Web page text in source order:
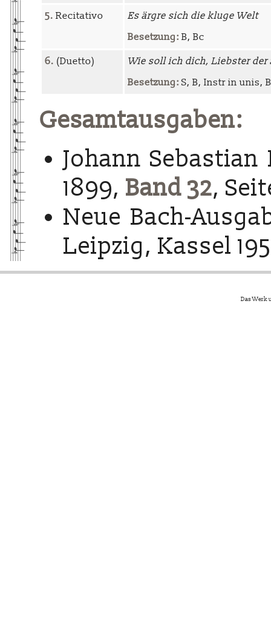
5. Recitativo
Es ärgre sich die kluge Welt
Besetzung: B, Bc
6. (Duetto)
Wie soll ich dich, Liebster der
Besetzung: S, B, Instr in unis,
Gesamtausgaben:
Johann Sebastian
1899, Band 32,
Neue Bach-
Leipzig, Kassel
Das Werk